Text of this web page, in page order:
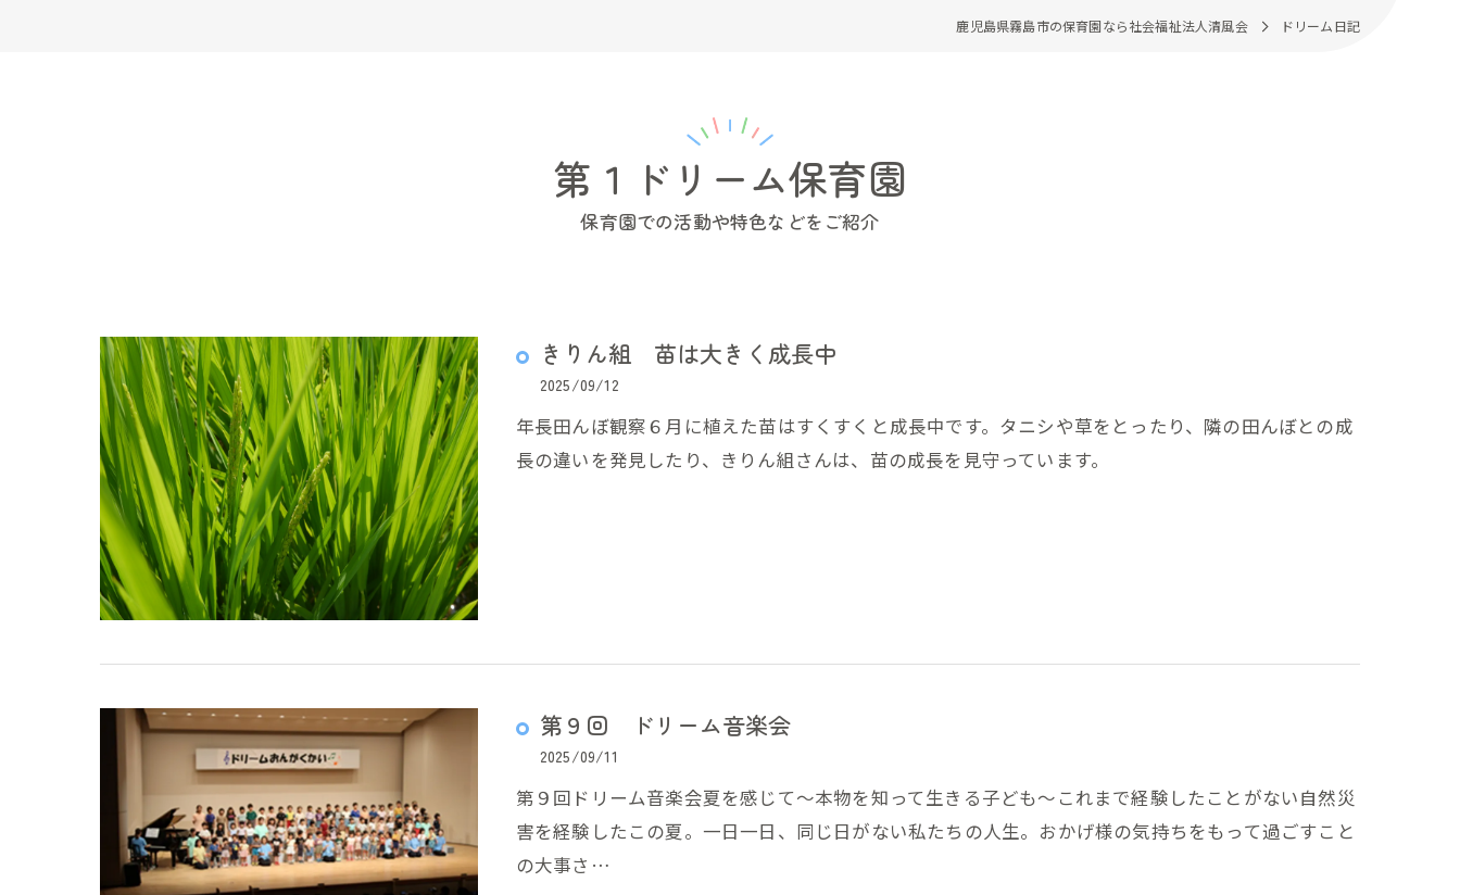
鹿児島県霧島市の保育園なら社会福祉法人清風会 ドリーム日記
第１ドリーム保育園
保育園での活動や特色などをご紹介
きりん組 苗は大きく成長中
2025/09/12
年長田んぼ観察６月に植えた苗はすくすくと成長中です。タニシや草をとったり、隣の田んぼとの成
長の違いを発見したり、きりん組さんは、苗の成長を見守っています。
第９回 ドリーム音楽会
2025/09/11
第９回ドリーム音楽会夏を感じて～本物を知って生きる子ども～これまで経験したことがない自然災
害を経験したこの夏。一日一日、同じ日がない私たちの人生。おかげ様の気持ちをもって過ごすこと
の大事さ…